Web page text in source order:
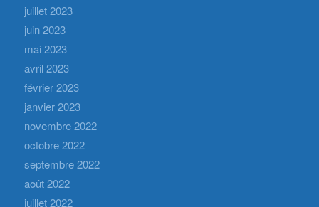
juillet 2023
juin 2023
mai 2023
avril 2023
février 2023
janvier 2023
novembre 2022
octobre 2022
septembre 2022
août 2022
juillet 2022